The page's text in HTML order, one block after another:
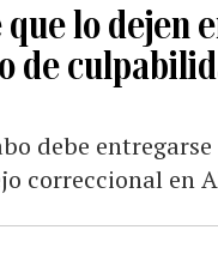
que lo dejen
de
debe
correccional en